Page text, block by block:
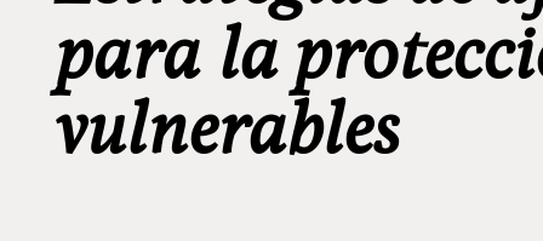
para la
vulnerables